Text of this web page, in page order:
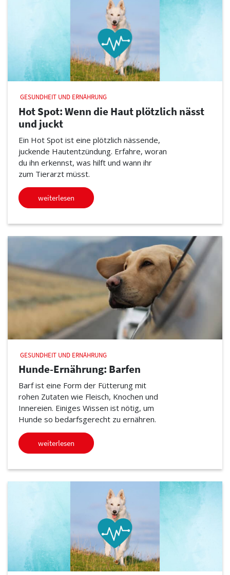
GESUNDHEIT UND ERNÄHRUNG
Hot Spot: Wenn die Haut plötzlich nässt
und juckt
Ein Hot Spot ist eine plötzlich nässende,
juckende Hautentzündung. Erfahre, woran
du ihn erkennst, was hilft und wann ihr
zum Tierarzt müsst.
weiterlesen
GESUNDHEIT UND ERNÄHRUNG
Hunde-Ernährung: Barfen
Barf ist eine Form der Fütterung mit
rohen Zutaten wie Fleisch, Knochen und
Innereien. Einiges Wissen ist nötig, um
Hunde so bedarfsgerecht zu ernähren.
weiterlesen